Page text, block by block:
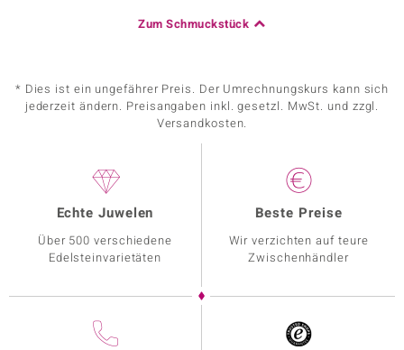
Zum Schmuckstück
* Dies ist ein ungefährer Preis. Der Umrechnungskurs kann sich
jederzeit ändern. Preisangaben inkl. gesetzl. MwSt. und zzgl.
Versandkosten.
Echte Juwelen
Über 500 verschiedene
Edelsteinvarietäten
Beste Preise
Wir verzichten auf teure
Zwischenhändler